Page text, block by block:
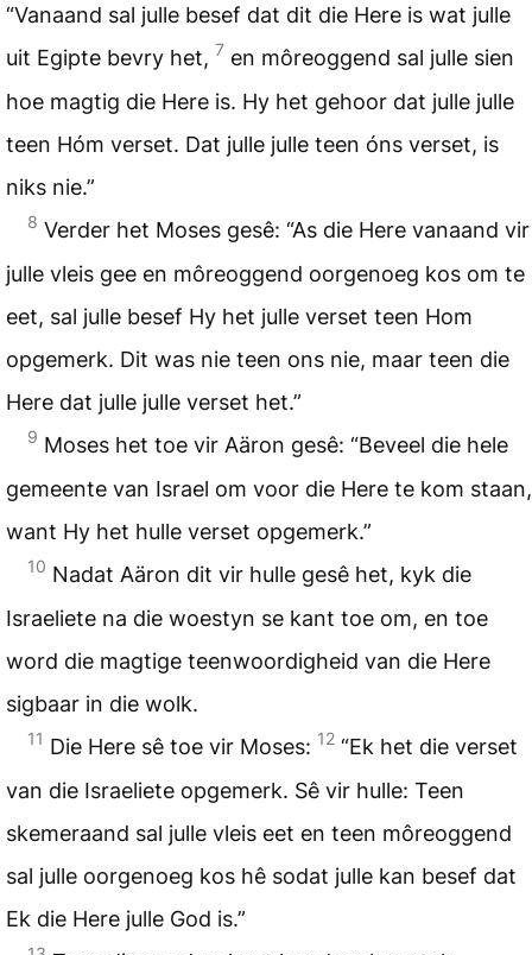
“Vanaand sal julle besef dat dit die Here is wat julle
uit Egipte bevry het, 7 en môreoggend sal julle sien
hoe magtig die Here is. Hy het gehoor dat julle julle
teen Hóm verset. Dat julle julle teen óns verset, is
niks nie.”
8 Verder het Moses gesê: “As die Here vanaand vir
julle vleis gee en môreoggend oorgenoeg kos om te
eet, sal julle besef Hy het julle verset teen Hom
opgemerk. Dit was nie teen ons nie, maar teen die
Here dat julle julle verset het.”
9 Moses het toe vir Aäron gesê: “Beveel die hele
gemeente van Israel om voor die Here te kom staan,
want Hy het hulle verset opgemerk.”
10 Nadat Aäron dit vir hulle gesê het, kyk die
Israeliete na die woestyn se kant toe om, en toe
word die magtige teenwoordigheid van die Here
sigbaar in die wolk.
11 Die Here sê toe vir Moses: 12 “Ek het die verset
van die Israeliete opgemerk. Sê vir hulle: Teen
skemeraand sal julle vleis eet en teen môreoggend
sal julle oorgenoeg kos hê sodat julle kan besef dat
Ek die Here julle God is.”